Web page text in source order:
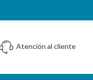
Atención al cliente